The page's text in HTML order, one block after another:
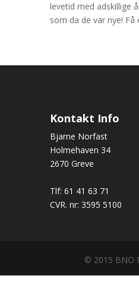
levetid med adskillige
som da de var nye! Få
Kontakt Info
Bjarne Norfast
Holmehaven 34
2670 Greve
Tlf: 61 41 63 71
CVR. nr: 3595 5100
© 2015 BNO